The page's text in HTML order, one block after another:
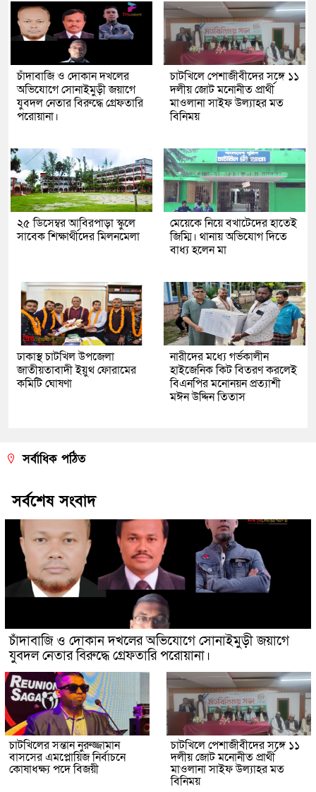
চাঁদাবাজি ও দোকান দখলের
অভিযোগে সোনাইমুড়ী জয়াগে
যুবদল নেতার বিরুদ্ধে গ্রেফতারি
পরোয়ানা।
চাটখিলে পেশাজীবীদের সঙ্গে ১১
দলীয় জোট মনোনীত প্রার্থী
মাওলানা সাইফ উল্যাহর মত
বিনিময়
২৫ ডিসেম্বর আবিরপাড়া স্কুলে
সাবেক শিক্ষার্থীদের মিলনমেলা
মেয়েকে নিয়ে বখাটেদের হাতেই
জিম্মি। থানায় অভিযোগ দিতে
বাধ্য হলেন মা
ঢাকাস্থ চাটখিল উপজেলা
জাতীয়তাবাদী ইয়ুথ ফোরামের
কমিটি ঘোষণা
নারীদের মধ্যে গর্ভকালীন
হাইজেনিক কিট বিতরণ করলেই
বিএনপির মনোনয়ন প্রত্যাশী
মঈন উদ্দিন তিতাস
সর্বাধিক পঠিত
সর্বশেষ সংবাদ
চাঁদাবাজি ও দোকান দখলের অভিযোগে সোনাইমুড়ী জয়াগে
যুবদল নেতার বিরুদ্ধে গ্রেফতারি পরোয়ানা।
চাটখিলের সন্তান নুরুজ্জামান
বাসসের এমপ্লোয়িজ নির্বাচনে
কোষাধক্ষ্য পদে বিজয়ী
চাটখিলে পেশাজীবীদের সঙ্গে ১১
দলীয় জোট মনোনীত প্রার্থী
মাওলানা সাইফ উল্যাহর মত
বিনিময়